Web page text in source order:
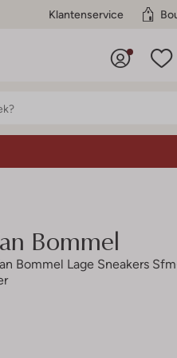
Klantenservice
Bommel
Bommel Lage Sneakers